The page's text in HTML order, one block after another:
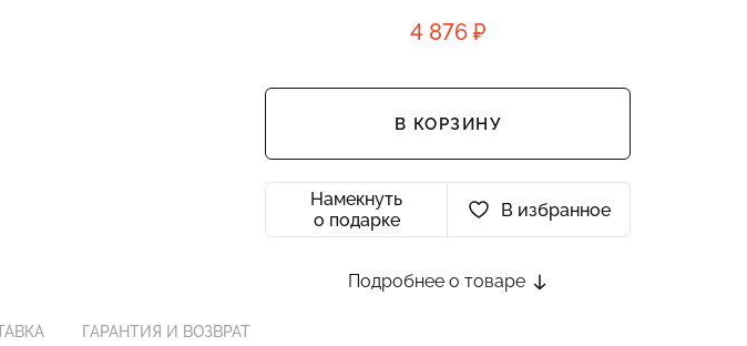
4 876 ₽
В КОРЗИНУ
Намекнуть
о подарке
В избранное
Подробнее о товаре
ГАРАНТИЯ И ВОЗВРАТ